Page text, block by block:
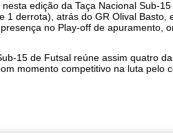
edição da Taça Nacional Sub-15
1 derrota), atrás do GR Olival
no Play-off de apuramento,
15 de Futsal reúne assim quatro
momento competitivo na luta pelo